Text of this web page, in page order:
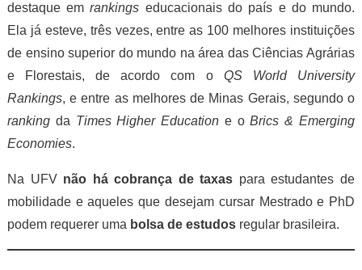
destaque emrankings educacionais do país e do mundo.
Ela já esteve, três vezes, entre as 100 melhores instituições
de ensino superior do mundo na área das Ciências Agrárias
e Florestais, de acordo com o QS World University
Rankings, e entre as melhores de Minas Gerais, segundo o
rankingda Times Higher Education e oBrics & Emerging
Economies.
Na UFV não há cobrança de taxas para estudantes de
mobilidade e aqueles que desejam cursar Mestrado e PhD
podem requerer uma bolsa de estudosregular brasileira.